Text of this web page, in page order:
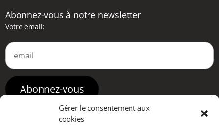
Gérer le consentement aux
cookies
Abonnez-vous à notre newsletter
Votre email: